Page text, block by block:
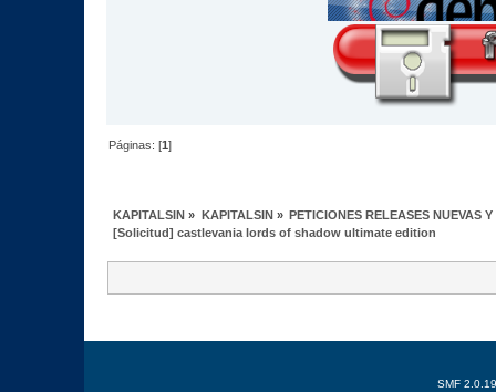
Páginas: [1]
KAPITALSIN » KAPITALSIN» PETICIONES RELEASES NUEVAS
[Solicitud] castlevania lords of shadow ultimate edition
SMF 2.0.19